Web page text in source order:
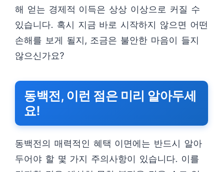
해 얻는 경제적 이득은 상상 이상으로 커질 수
있습니다. 혹시 지금 바로 시작하지 않으면 어떤
손해를 보게 될지, 조금은 불안한 마음이 들지
않으신가요?
동백전, 이런 점은 미리 알아두세
요!
동백전의 매력적인 혜택 이면에는 반드시 알아
두어야 할 몇 가지 주의사항이 있습니다. 이를